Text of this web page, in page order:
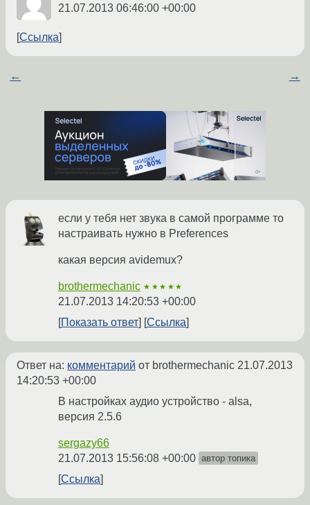
21.07.2013 06:46:00 +00:00
Ссылка
← →
если у тебя нет звука в самой программе то
настраивать нужно в Preferences
какая версия avidemux?
brothermechanic ★★★★★
21.07.2013 14:20:53 +00:00
Показать ответ
Ссылка
Ответ на: комментарий от brothermechanic 21.07.2013
14:20:53 +00:00
В настройках аудио устройство - alsa,
версия 2.5.6
sergazy66
21.07.2013 15:56:08 +00:00 автор топика
Ссылка